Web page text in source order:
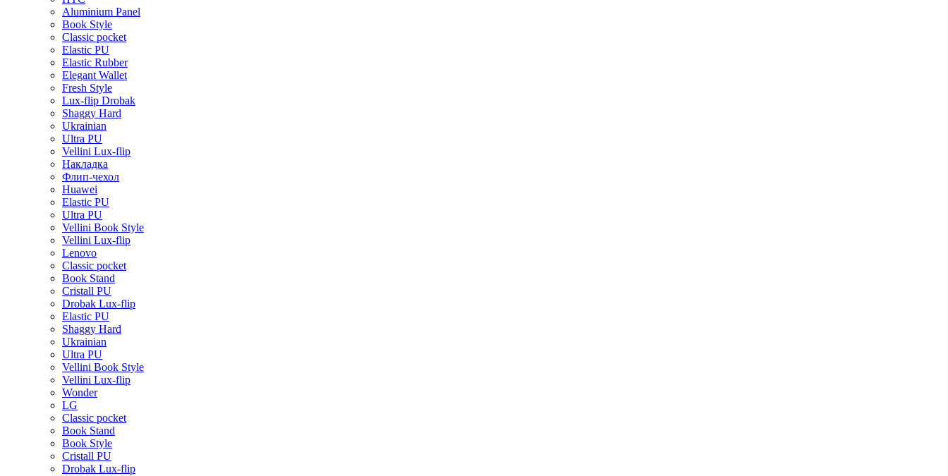
Aluminium Panel
Book Style
Classic pocket
Elastic PU
Elastic Rubber
Elegant Wallet
Fresh Style
Lux-flip Drobak
Shaggy Hard
Ukrainian
Ultra PU
Vellini Lux-flip
Накладка
Флип-чехол
Huawei
Elastic PU
Ultra PU
Vellini Book Style
Vellini Lux-flip
Lenovo
Classic pocket
Book Stand
Cristall PU
Drobak Lux-flip
Elastic PU
Shaggy Hard
Ukrainian
Ultra PU
Vellini Book Style
Vellini Lux-flip
Wonder
LG
Classic pocket
Book Stand
Book Style
Cristall PU
Drobak Lux-flip